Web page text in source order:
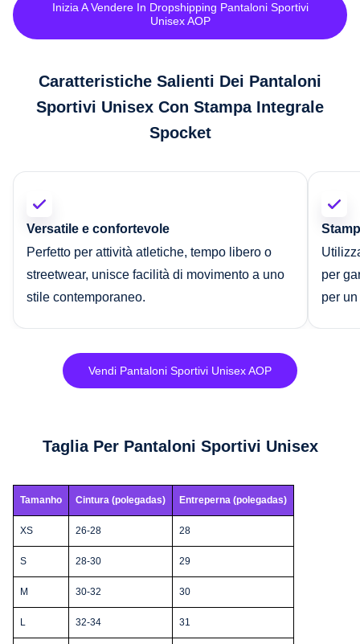
Inizia A Vendere In Dropshipping Pantaloni Sportivi
Unisex AOP
Caratteristiche Salienti Dei Pantaloni
Sportivi Unisex Con Stampa Integrale
Spocket
Versatile e confortevole
Perfetto per attività atletiche, tempo libero o
streetwear, unisce facilità di movimento a uno
stile contemporaneo.
per
per
Vendi Pantaloni Sportivi Unisex AOP
Taglia Per Pantaloni Sportivi Unisex
Tamanho Cintura (polegadas) Entreperna (polegadas)
XS 26-28 28
S 28-30 29
M 30-32 30
L 32-34 31